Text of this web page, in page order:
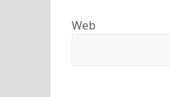
Web